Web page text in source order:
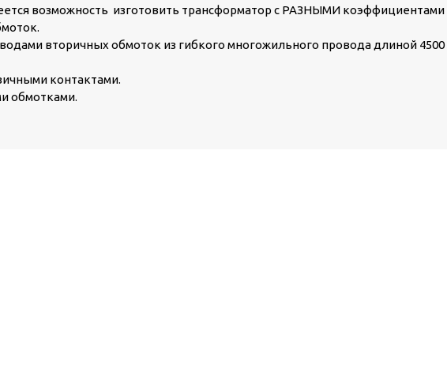
возможность изготовить трансформатор с РАЗНЫМИ коэффициентами
вторичных обмоток из гибкого многожильного провода длиной 4500
контактами.
обмотками.